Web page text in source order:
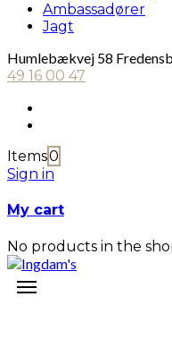
Ambassadører
Jagt
Humlebækvej 58
49 16 00 47
Items0
Sign in
My cart
No products in the